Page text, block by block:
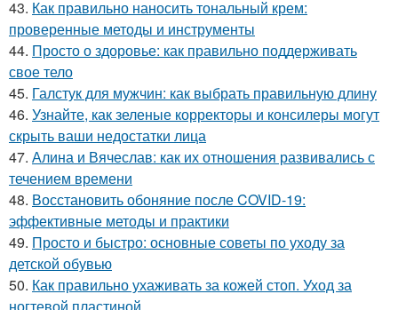
43. Как правильно наносить тональный крем:
проверенные методы и инструменты
44. Просто о здоровье: как правильно поддерживать
свое тело
45. Галстук для мужчин: как выбрать правильную длину
46. Узнайте, как зеленые корректоры и консилеры могут
скрыть ваши недостатки лица
47. Алина и Вячеслав: как их отношения развивались с
течением времени
48. Восстановить обоняние после COVID-19:
эффективные методы и практики
49. Просто и быстро: основные советы по уходу за
детской обувью
50. Как правильно ухаживать за кожей стоп. Уход за